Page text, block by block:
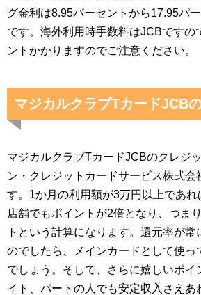
グ金利は8.95パーセントから17.95パ
です。海外利用時手数料はJCBですの
ントかかりますのでご注意ください。
マジカルクラブTカードJCB
マジカルクラブTカードJCBのクレジ
ン・クレジットカードサービス株式会
す。1か月の利用額が3万円以上であ
店舗でもポイントが2倍となり、つま
トという計算になります。還元率が
のでしたら、メインカードとして使っ
でしょう。そして、さらに嬉しいポイ
イト、パートの人でも安定収入さえあ